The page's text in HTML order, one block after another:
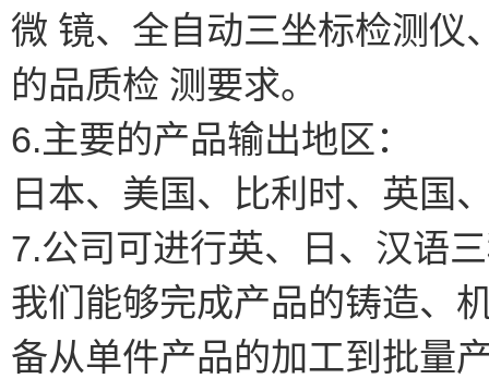
微 镜、全自动三坐标检测仪
的品质检 测要求。
6.主要的产品输出地区：
日本、美国、比利时、英国
7.公司可进行英、日、汉语
我们能够完成产品的铸造、
备从单件产品的加工到批量